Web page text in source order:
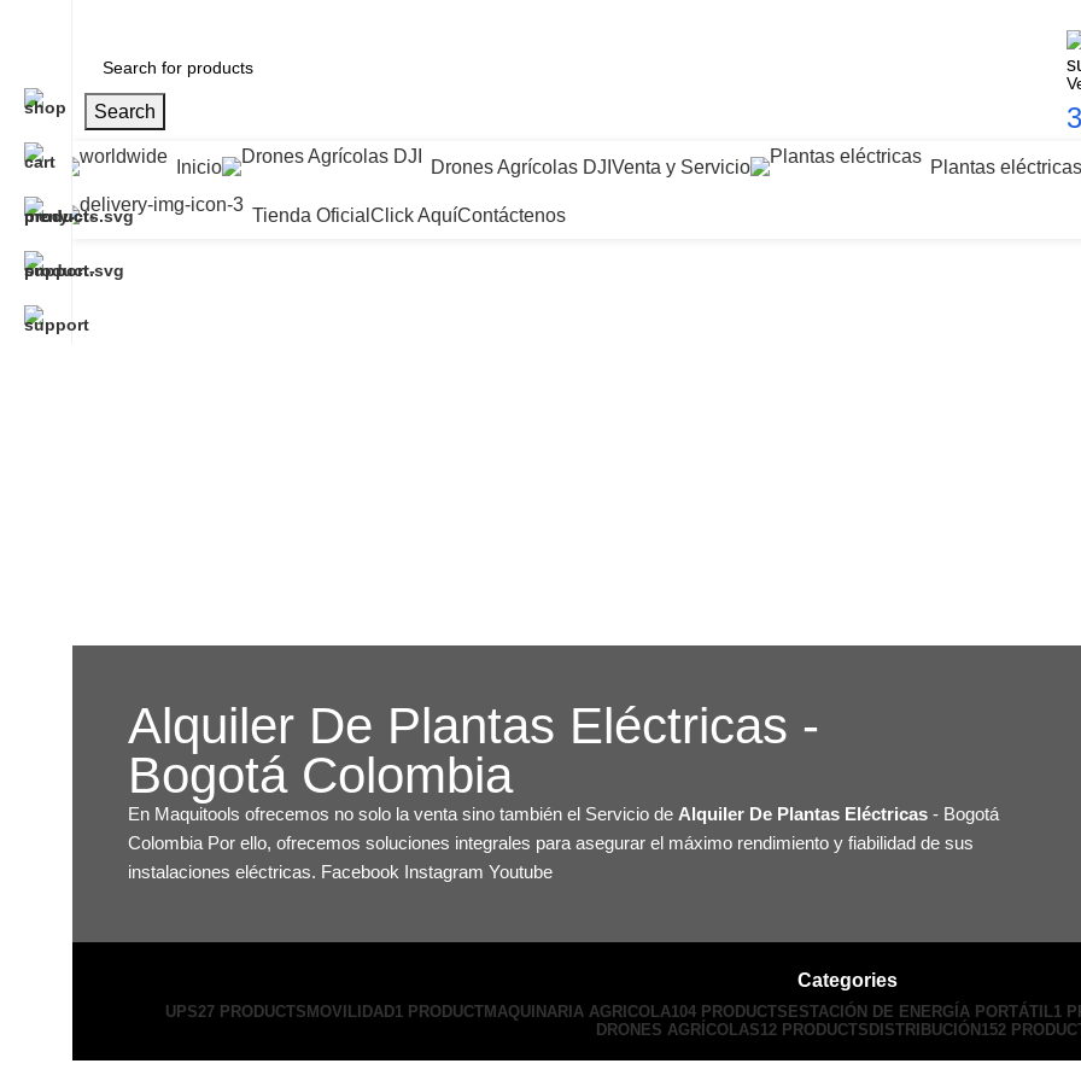
Search
Inicio Drones Agrícolas DJI Venta y Servicio Plantas eléctricas
Tienda Oficial Click AquíContáctenos
Alquiler De Plantas Eléctricas -
Bogotá Colombia
En Maquitools ofrecemos no solo la venta sino también el Servicio de Alquiler De Plantas Eléctricas - Bogotá
Colombia Por ello, ofrecemos soluciones integrales para asegurar el máximo rendimiento y fiabilidad de sus
instalaciones eléctricas. Facebook Instagram Youtube
Categories
UPS27 PRODUCTSMOVILIDAD1 PRODUCTMAQUINARIA AGRICOLA104 PRODUCTSESTACIÓN DE ENERGÍA PORTÁTIL 1
DRONES AGRÍCOLAS12 PRODUCTSDISTRIBUCIÓN152